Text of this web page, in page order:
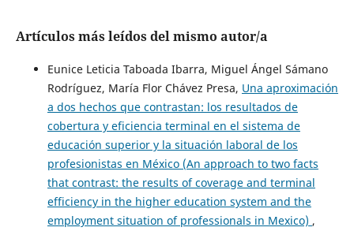
Artículos más leídos del mismo autor/a
Eunice Leticia Taboada Ibarra, Miguel Ángel Sámano
Rodríguez, María Flor Chávez Presa, Una aproximación
a dos hechos que contrastan: los resultados de
cobertura y eficiencia terminal en el sistema de
educación superior y la situación laboral de los
profesionistas en México (An approach to two facts
that contrast: the results of coverage and terminal
efficiency in the higher education system and the
employment situation of professionals in Mexico) ,